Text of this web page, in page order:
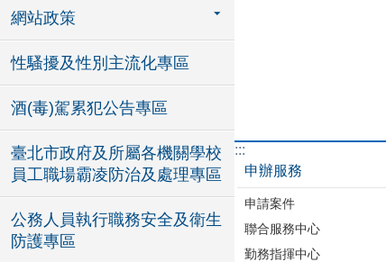
網站政策
性騷擾及性別主流化專區
酒(毒)駕累犯公告專區
臺北市政府及所屬各機關學校
員工職場霸凌防治及處理專區
公務人員執行職務安全及衛生
防護專區
:::
申辦服務
申請案件
聯合服務中心
勤務指揮中心